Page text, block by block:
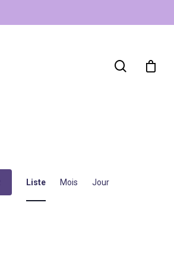
Navigation
Liste Mois Jour